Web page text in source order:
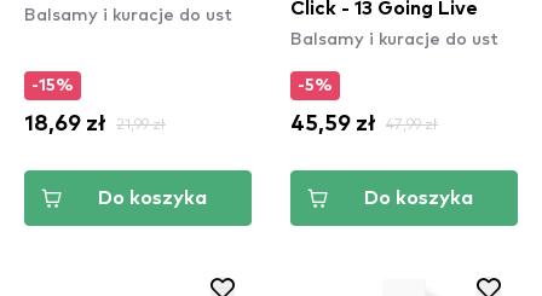
Balsamy i kuracje do ust
-15%
18,69 zł 21,99 zł
Do koszyka
Click - 13 Going Live
Balsamy i kuracje do ust
-5%
45,59 zł 47,99 zł
Do koszyka